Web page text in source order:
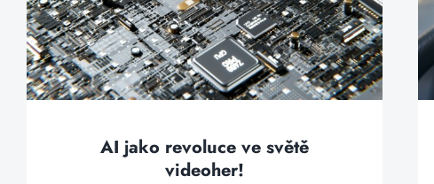
AI jako revoluce ve světě
videoher!